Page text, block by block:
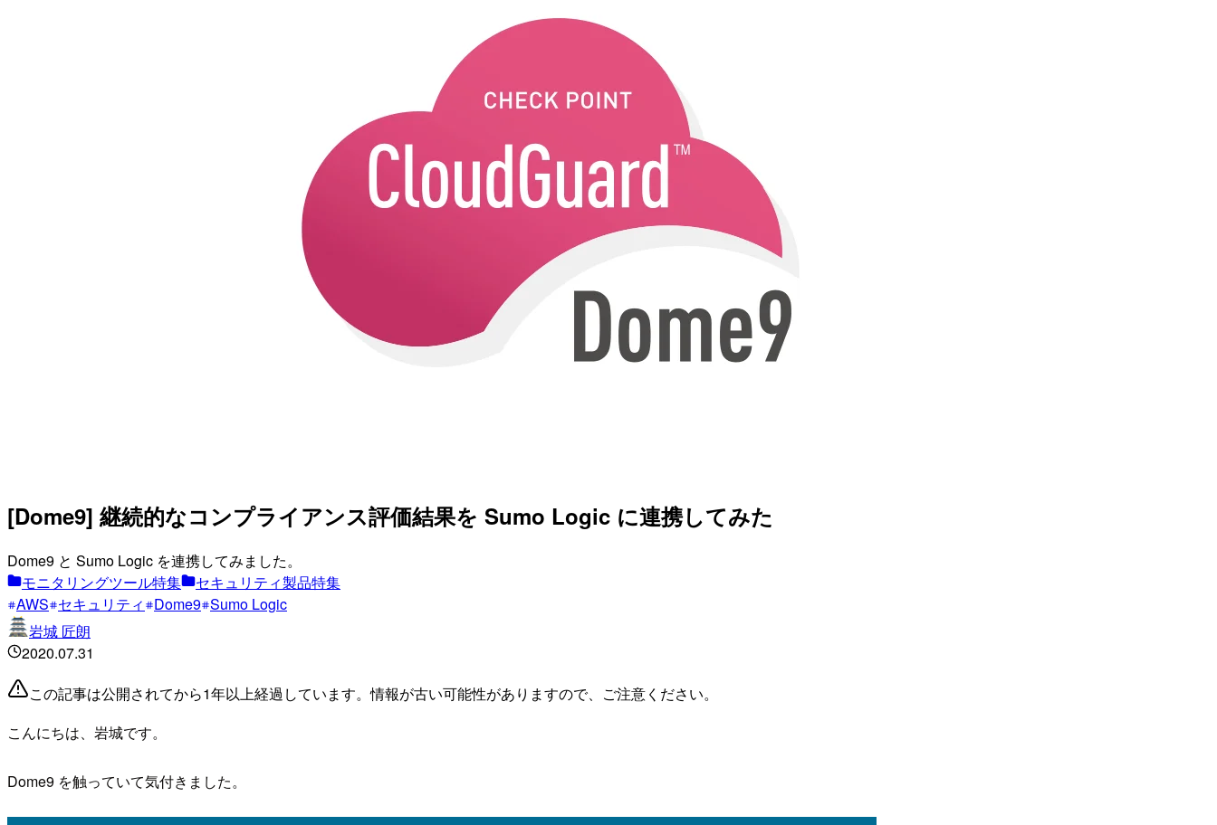
[Dome9] 継続的なコンプライアンス評価結果を Sumo Logic に連携してみた
Dome9 と Sumo Logic を連携してみました。
モニタリングツール特集
セキュリティ製品特集
AWS セキュリティ Dome9 Sumo Logic
岩城 匠朗
2020.07.31
この記事は公開されてから1年以上経過しています。情報が古い可能性がありますので、ご注意ください。
こんにちは、岩城です。
Dome9 を触っていて気付きました。